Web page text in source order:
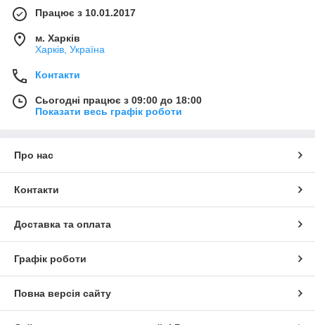
Працює з 10.01.2017
м. Харків
Харків, Україна
Контакти
Сьогодні працює з 09:00 до 18:00
Показати весь графік роботи
Про нас
Контакти
Доставка та оплата
Графік роботи
Повна версія сайту